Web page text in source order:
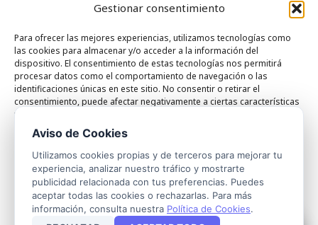
Gestionar consentimiento
Para ofrecer las mejores experiencias, utilizamos tecnologías como
las cookies para almacenar y/o acceder a la información del
dispositivo. El consentimiento de estas tecnologías nos permitirá
procesar datos como el comportamiento de navegación o las
identificaciones únicas en este sitio. No consentir o retirar el
consentimiento, puede afectar negativamente a ciertas características
y funciones.
ACEPTAR
DENEGAR
VER PREFERENCIAS
Qynzo Monte esquinza 30 28010 Madrid Spain |
Phone:+34722821535 | Email: hola@qynzo.com
Política de PrivacidadPolítica de Cookies Aviso Legal
Acceso a Agentes
Aviso de Cookies
Utilizamos cookies propias y de terceros para mejorar tu
experiencia, analizar nuestro tráfico y mostrarte
publicidad relacionada con tus preferencias. Puedes
aceptar todas las cookies o rechazarlas. Para más
información, consulta nuestra Política de Cookies.